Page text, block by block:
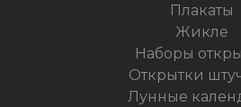
Плакаты
Жикле
Наборы
Открытки
Лунные